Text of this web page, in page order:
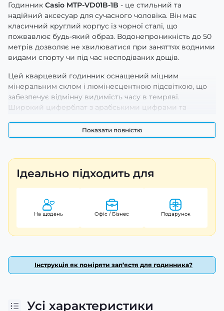
Годинник Casio MTP-VD01B-1B - це стильний та
надійний аксесуар для сучасного чоловіка. Він має
класичний круглий корпус із чорної сталі, що
пожвавлює будь-який образ. Водонепроникність до 50
метрів дозволяє не хвилюватися при заняттях водними
видами спорту чи під час несподіваних дощів.
Цей кварцевий годинник оснащений міцним
мінеральним склом і люмінесцентною підсвіткою, що
забезпечує відмінну видимість часу в темряві.
Широкий циферблат з арабськими цифрами та
роблять його зручним у використанні.
а міцність конструкції підтверджується 24-місячною
гарантією. Діаметр корпусу становить 45 мм, а вага
годинника – лише 118 г, що робить його практичним
компаньйоном для повсякденного носіння.
Casio MTP-VD01B-1B
- це не просто годинник, а вірний
супутник для стильних та активних чоловіків, які
цінують якість і надійність.
Показати повністю
Ідеально підходить для
На щодень Офіс / Бізнес Подарунок
Інструкція як поміряти зап’ястя для годинника?
Усі характеристики